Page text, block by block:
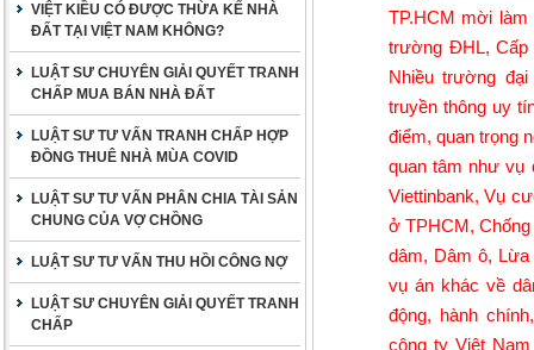
VIỆT KIỀU CÓ ĐƯỢC THỪA KẾ NHÀ
ĐẤT TẠI VIỆT NAM KHÔNG?
LUẬT SƯ CHUYÊN GIẢI QUYẾT TRANH
CHẤP MUA BÁN NHÀ ĐẤT
LUẬT SƯ TƯ VẤN TRANH CHẤP HỢP
ĐỒNG THUÊ NHÀ MÙA COVID
LUẬT SƯ TƯ VẤN PHÂN CHIA TÀI SẢN
CHUNG CỦA VỢ CHỒNG
LUẬT SƯ TƯ VẤN THU HỒI CÔNG NỢ
LUẬT SƯ CHUYÊN GIẢI QUYẾT TRANH
CHẤP
TP.HCM mời làm
trường ĐHL, Cấp
Nhiều trường
truyền thông uy
điểm, quan trọng
quan tâm như vụ
Viettinbank, Vụ
ở TPHCM,
dâm, Dâm ô,
vụ án khác về
động, hành
công ty Việt